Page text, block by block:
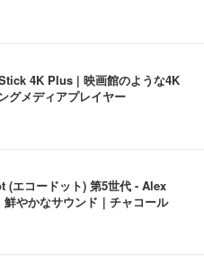
4K Plus | 映画館のような4K
グメディアプレイヤー
(エコードット) 第5世代 - Alex
やかなサウンド｜チャコール